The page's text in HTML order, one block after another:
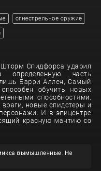
огнестрельное оружие
Спидфорса ударил
определенную часть
Барри Аллен, Самый
обучить новых
способностями.
новые спидстеры и
И в эпицентре
красную мантию со
вымышленные. Не